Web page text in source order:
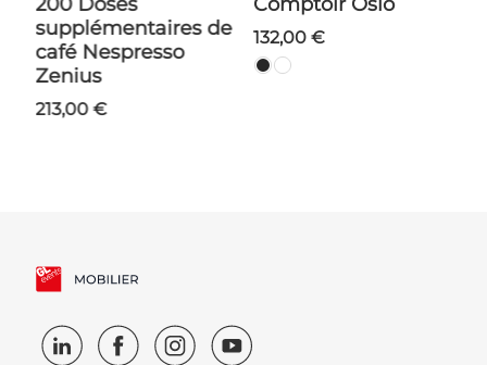
supplémentaires de
café Nespresso
Zenius
213,00 €
132,00 €